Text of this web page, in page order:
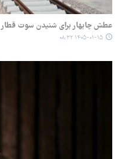
عطش چابهار برای شنیدن سوت قطار
۱۴۰۵-۰۱-۱۵ ۰۸:۳۲